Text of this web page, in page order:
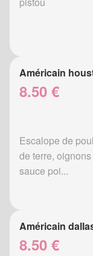
Américain
8.50 €
Escalope de
de terre,
sauce poi...
Américain
8.50 €